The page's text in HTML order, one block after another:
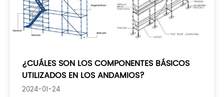
¿CUÁLES SON LOS COMPONENTES BÁSICOS
UTILIZADOS EN LOS ANDAMIOS?
2024-01-24